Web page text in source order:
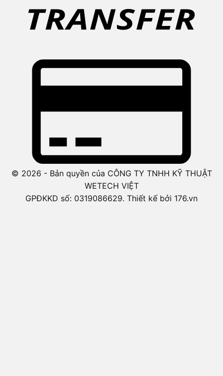
© 2026 - Bản quyền của CÔNG TY TNHH KỸ THUẬT
WETECH VIỆT
GPĐKKD số: 0319086629. Thiết kế bởi 176.vn